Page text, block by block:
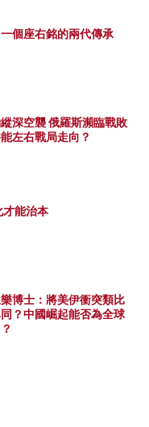
個座右銘的兩代傳承
深空襲 俄羅斯瀕臨戰敗
左右戰局走向？
才能治本
博士：將美伊衝突類比
？中國崛起能否為全球